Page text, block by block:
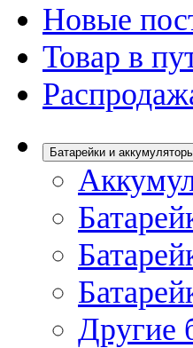
Новые
Товар в
Батарейки и
Другие